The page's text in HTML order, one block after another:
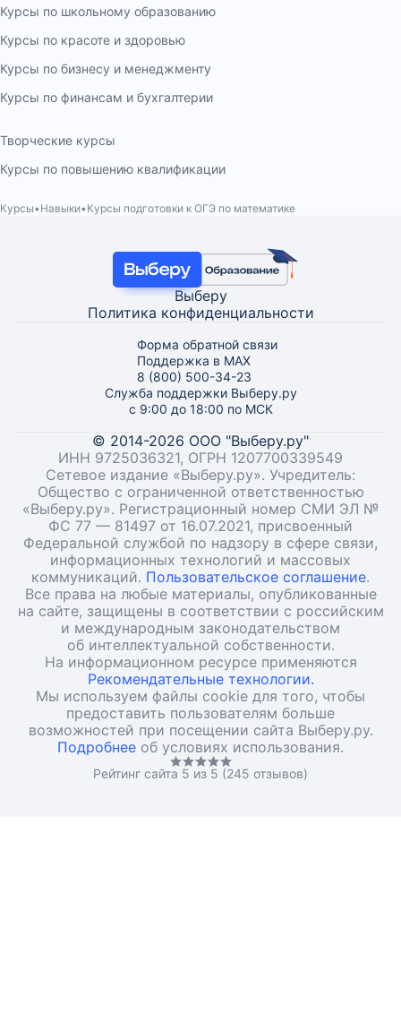
Курсы по школьному образованию
Курсы по красоте и здоровью
Курсы по бизнесу и менеджменту
Курсы по финансам и бухгалтерии
Творческие курсы
Курсы по повышению квалификации
Курсы Навыки Курсы подготовки к ОГЭ по математике
Выберу
Политика конфиденциальности
Форма обратной связи
Поддержка в MAX
8 (800) 500-34-23
Служба поддержки Выберу.ру
с 9:00 до 18:00 по МСК
© 2014-2026 ООО "Выберу.ру"
ИНН 9725036321, ОГРН 1207700339549
Сетевое издание «Выберу.ру». Учредитель:
Общество с ограниченной ответственностью
«Выберу.ру». Регистрационный номер СМИ ЭЛ №
ФС 77 — 81497 от 16.07.2021, присвоенный
Федеральной службой по надзору в сфере связи,
информационных технологий и массовых
коммуникаций. Пользовательское соглашение.
Все права на любые материалы, опубликованные
на сайте, защищены в соответствии с российским
и международным законодательством
об интеллектуальной собственности.
На информационном ресурсе применяются
Рекомендательные технологии.
Мы используем файлы cookie для того, чтобы
предоставить пользователям больше
возможностей при посещении сайта Выберу.ру.
Подробнее об условиях использования.
Рейтинг сайта 5 из 5 (245 отзывов)